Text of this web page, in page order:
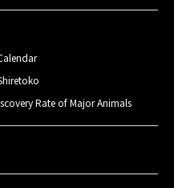
Rate of Major Animals